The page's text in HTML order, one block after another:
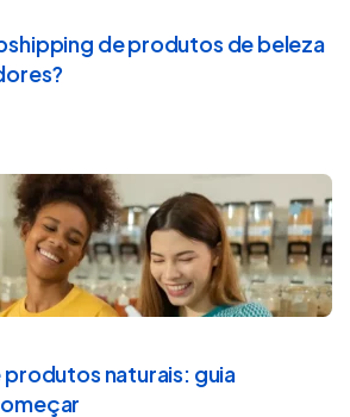
de produtos de beleza
naturais: guia